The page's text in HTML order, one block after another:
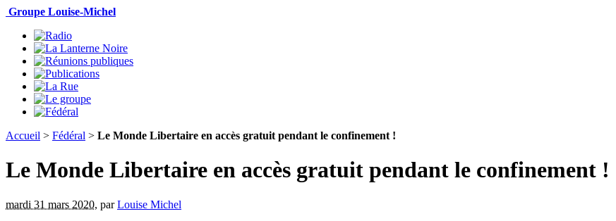
Groupe Louise-Michel
Accueil > Fédéral > Le Monde Libertaire en accès gratuit pendant le confinement !
Le Monde Libertaire en accès gratuit pendant le confinement !
mardi 31 mars 2020, parLouise Michel